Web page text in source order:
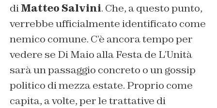
diMatteo Salvini. Che, a questo punto,
verrebbe ufficialmente identificato come
nemico comune. C’è ancora tempo per
vedere se Di Maio alla Festa de L’Unità
sarà un passaggio concreto o un gossip
politico di mezza estate. Proprio come
capita, a volte, per le trattative di